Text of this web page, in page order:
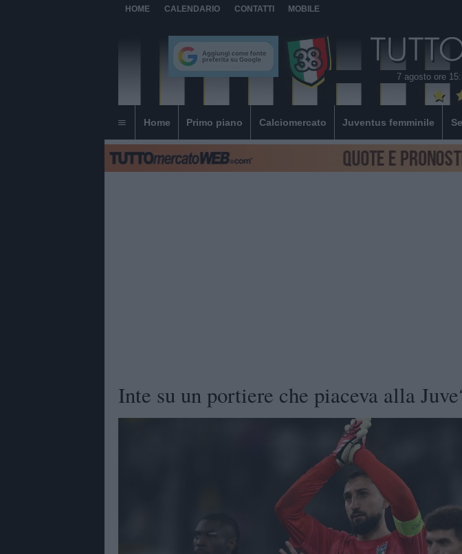
HOME CALENDARIO CONTATTI MOBILE
7 agosto ore
Home Primo piano Calciomercato Juventus femminile
Inte su un portiere che piaceva alla